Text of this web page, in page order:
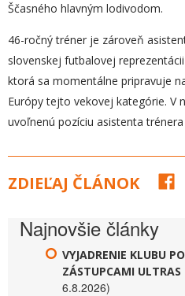
Ščasného hlavným lodivodom.
46-ročný tréner je zároveň
slovenskej futbalovej
ktorá sa momentálne pripravuje
Európy tejto vekovej kategórie. V
uvoľnenú pozíciu asistenta
ZDIEĽAJ ČLÁNOK
Najnovšie články
VYJADRENIE KLUBU
ZÁSTUPCAMI
6.8.2026)